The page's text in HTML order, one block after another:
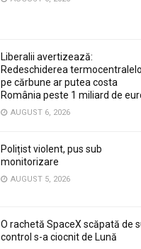
Liberalii avertizează:
Redeschiderea
pe cărbune ar putea costa
România peste 1 miliard de
AUGUST 6, 2026
Polițist violent, pus sub
monitorizare
AUGUST 5, 2026
O rachetă SpaceX scăpată de
control s-a ciocnit de Lună